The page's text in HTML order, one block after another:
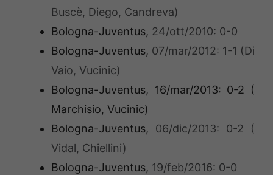
Buscè, Diego, Candreva)
Bologna-Juventus, 24/ott/2010: 0-0
Bologna-Juventus, 07/mar/2012: 1-1 (Di
Vaio, Vucinic)
Bologna-Juventus, 16/mar/2013: 0-2 (
Marchisio, Vucinic)
Bologna-Juventus, 06/dic/2013: 0-2 (
Vidal, Chiellini)
Bologna-Juventus, 19/feb/2016: 0-0